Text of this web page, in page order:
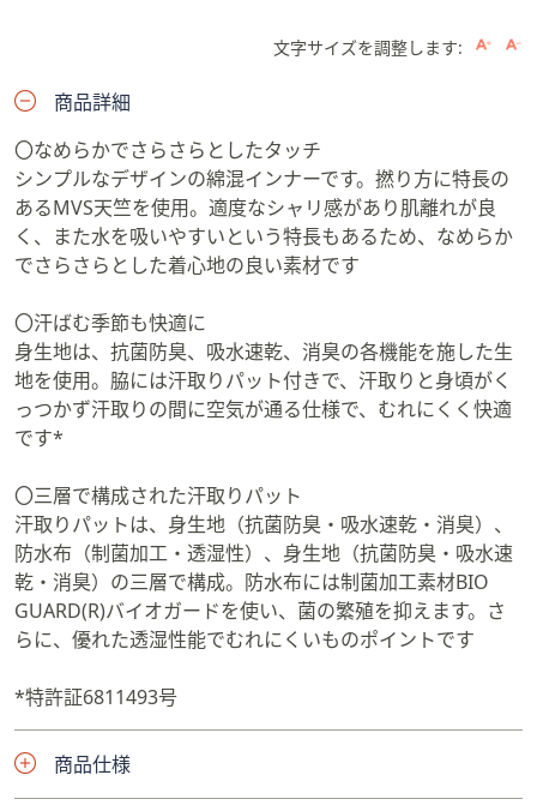
文字サイズを調整します:
商品詳細
〇なめらかでさらさらとしたタッチ
シンプルなデザインの綿混インナーです。撚り方に特長の
あるMVS天竺を使用。適度なシャリ感があり肌離れが良
く、また水を吸いやすいという特長もあるため、なめらか
でさらさらとした着心地の良い素材です
〇汗ばむ季節も快適に
身生地は、抗菌防臭、吸水速乾、消臭の各機能を施した生
地を使用。脇には汗取りパット付きで、汗取りと身頃がく
っつかず汗取りの間に空気が通る仕様で、むれにくく快適
です*
〇三層で構成された汗取りパット
汗取りパットは、身生地（抗菌防臭・吸水速乾・消臭）、
防水布（制菌加工・透湿性）、身生地（抗菌防臭・吸水速
乾・消臭）の三層で構成。防水布には制菌加工素材BIO
GUARD(R)バイオガードを使い、菌の繁殖を抑えます。さ
らに、優れた透湿性能でむれにくいものポイントです
*特許証6811493号
商品仕様